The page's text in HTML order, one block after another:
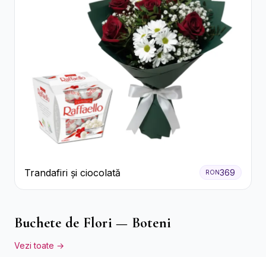
Trandafiri și ciocolată RON369
Buchete de Flori — Boteni
Vezi toate →